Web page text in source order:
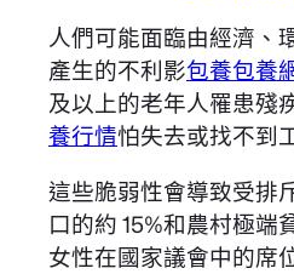
人們可能面臨由經濟、
產生的不利影包養包養
及以上的老年人罹患殘
養行情怕失去或找不到
這些脆弱性會導致受排
口的約 15%和農村極
女性在國家議會中的席